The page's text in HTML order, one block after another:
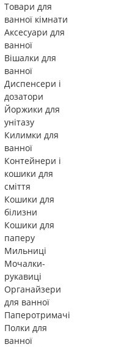
Товари для
ванної кімнати
Аксесуари для
ванної
Вішалки для
ванної
Диспенсери і
дозатори
Йоржики для
унітазу
Килимки для
ванної
Контейнери і
кошики для
сміття
Кошики для
білизни
Кошики для
паперу
Мильниці
Мочалки-
рукавиці
Органайзери
для ванної
Паперотримачі
Полки для
ванної